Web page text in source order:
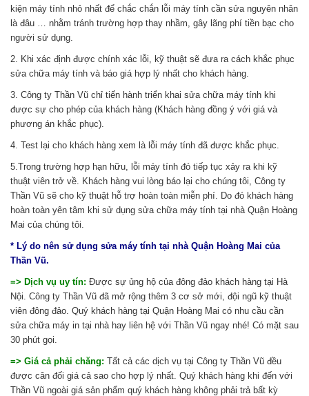
kiện máy tính nhỏ nhất để chắc chắn lỗi máy tính cần sửa nguyên nhân
là đâu … nhằm tránh trường hợp thay nhầm, gây lãng phí tiền bạc cho
người sử dụng.
2. Khi xác định được chính xác lỗi, kỹ thuật sẽ đưa ra cách khắc phục
sửa chữa máy tính và báo giá hợp lý nhất cho khách hàng.
3. Công ty Thần Vũ chỉ tiến hành triển khai sửa chữa máy tính khi
được sự cho phép của khách hàng (Khách hàng đồng ý với giá và
phương án khắc phục).
4. Test lại cho khách hàng xem là lỗi máy tính đã được khắc phục.
5.Trong trường hợp hạn hữu, lỗi máy tính đó tiếp tục xảy ra khi kỹ
thuật viên trở về. Khách hàng vui lòng báo lại cho chúng tôi, Công ty
Thần Vũ sẽ cho kỹ thuật hỗ trợ hoàn toàn miễn phí. Do đó khách hàng
hoàn toàn yên tâm khi sử dụng sửa chữa máy tính tại nhà Quận Hoàng
Mai của chúng tôi.
* Lý do nên sử dụng sửa máy tính tại nhà Quận Hoàng Mai của
Thần Vũ.
=> Dịch vụ uy tín: Được sự ủng hộ của đông đảo khách hàng tại Hà
Nội. Công ty Thần Vũ đã mở rộng thêm 3 cơ sở mới, đội ngũ kỹ thuật
viên đông đảo. Quý khách hàng tại Quận Hoàng Mai có nhu cầu cần
sửa chữa máy in tại nhà hay liên hệ với Thần Vũ ngay nhé! Có mặt sau
30 phút gọi.
=> Giá cả phải chăng: Tất cả các dịch vụ tại Công ty Thần Vũ đều
được cân đối giá cả sao cho hợp lý nhất. Quý khách hàng khi đến với
Thần Vũ ngoài giá sản phẩm quý khách hàng không phải trả bất kỳ